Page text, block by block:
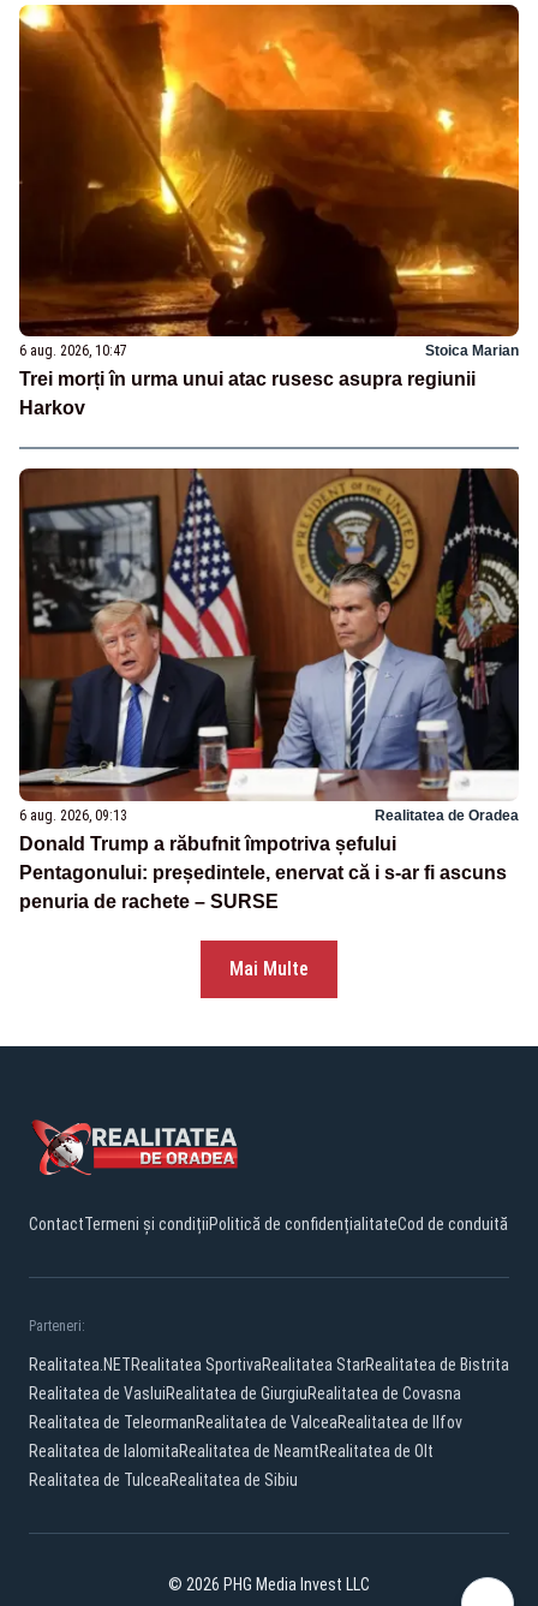
6 aug. 2026, 10:47 Stoica Marian
Trei morți în urma unui atac rusesc asupra regiunii
Harkov
6 aug. 2026, 09:13 Realitatea de Oradea
Donald Trump a răbufnit împotriva șefului
Pentagonului: președintele, enervat că i s-ar fi ascuns
penuria de rachete – SURSE
Mai Multe
ContactTermeni și condițiiPolitică de confidențialitateCod de conduită
Parteneri:
Realitatea.NETRealitatea SportivaRealitatea StarRealitatea de Bistrita
Realitatea de VasluiRealitatea de GiurgiuRealitatea de Covasna
Realitatea de TeleormanRealitatea de ValceaRealitatea de Ilfov
Realitatea de IalomitaRealitatea de NeamtRealitatea de Olt
Realitatea de TulceaRealitatea de Sibiu
© 2026 PHG Media Invest LLC